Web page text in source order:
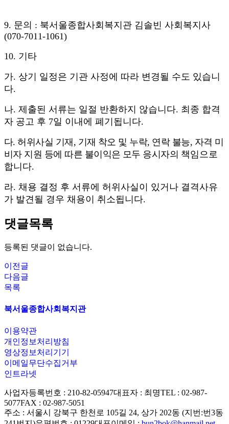
9. 문의 : 북서울종합사회복지관 김솔빈 사회복지사
(070-7011-1061)
10. 기타
가. 상기 일정은 기관 사정에 따라 변경될 수도 있습니
다.
나. 제출된 서류는 일절 반환하지 않습니다. 최종 합격
자 공고 후 7일 이내에 폐기됩니다.
다. 허위사실 기재 , 기재 착오 및 누락, 연락 불능, 자격 미
비자 지원 등에 따른 불이익은 모두 응시자의 책임으로
합니다.
라. 채용 결정 후 서류에 허위사실이 있거나 결격사유
가 발견될 경우 채용이 취소됩니다.
댓글목록
등록된 댓글이 없습니다.
이전글
다음글
목록
북서울종합사회복지관
이용약관
개인정보처리방침
영상정보처리기기
이메일무단수집거부
인트라넷
사업자등록번호 : 210-82-05947대표자 : 최명TEL : 02-987-
5077FAX : 02-987-5051
주소 : 서울시 강북구 한천로 105길 24, 상가 202동 (지번:번3동